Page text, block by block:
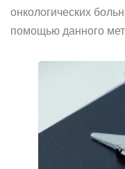
онкологических
помощью данного